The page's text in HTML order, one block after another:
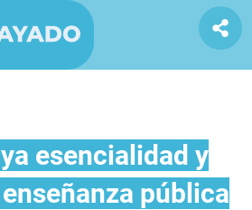
esencialidad y
pública